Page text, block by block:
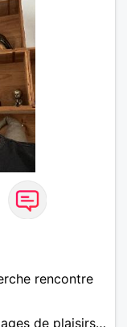
trop tard pour
les
et de
autour
et
de vous lire.
rencontre
de plaisirs…